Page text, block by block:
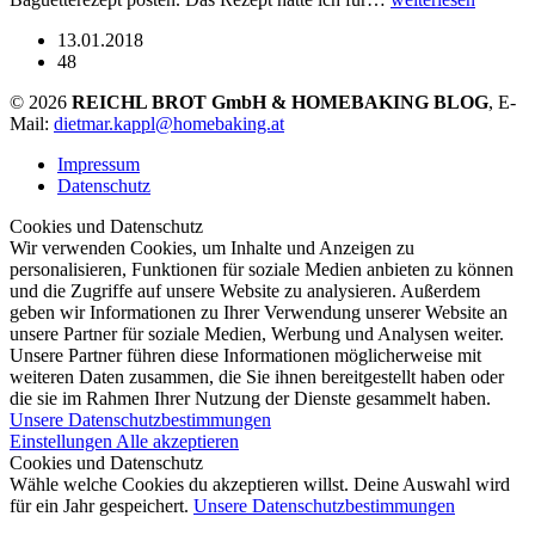
13.01.2018
48
© 2026 REICHL BROT GmbH & HOMEBAKING BLOG, E-
Mail: dietmar.kappl@homebaking.at
Impressum
Datenschutz
Cookies und Datenschutz
Wir verwenden Cookies, um Inhalte und Anzeigen zu
personalisieren, Funktionen für soziale Medien anbieten zu können
und die Zugriffe auf unsere Website zu analysieren. Außerdem
geben wir Informationen zu Ihrer Verwendung unserer Website an
unsere Partner für soziale Medien, Werbung und Analysen weiter.
Unsere Partner führen diese Informationen möglicherweise mit
weiteren Daten zusammen, die Sie ihnen bereitgestellt haben oder
die sie im Rahmen Ihrer Nutzung der Dienste gesammelt haben.
Unsere Datenschutzbestimmungen
Einstellungen Alle akzeptieren
Cookies und Datenschutz
Wähle welche Cookies du akzeptieren willst. Deine Auswahl wird
für ein Jahr gespeichert. Unsere Datenschutzbestimmungen